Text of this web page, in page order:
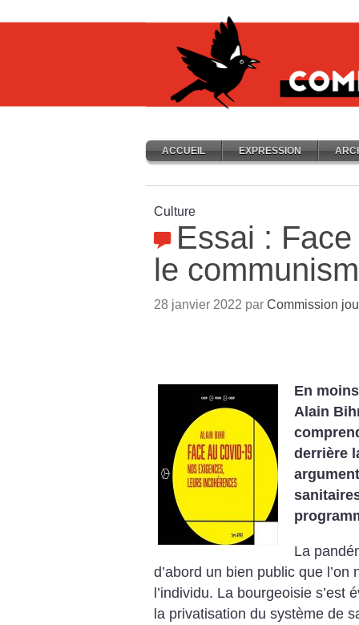
ACCUEIL EXPRESSION
Culture
Essai :
le
28 janvier 2022 par Commission
En
Alain
derrière
La
d’abord un bien public que l’on
l’individu. La bourgeoisie s’est
la privatisation du système de